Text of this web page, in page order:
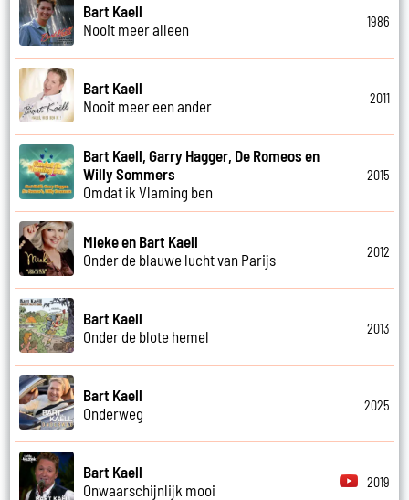
Bart Kaell
Nooit meer alleen
1986
Bart Kaell
Nooit meer een ander
2011
Bart Kaell, Garry Hagger, De Romeos en
Willy Sommers
Omdat ik Vlaming ben
2015
Mieke en Bart Kaell
Onder de blauwe lucht van Parijs
2012
Bart Kaell
Onder de blote hemel
2013
Bart Kaell
Onderweg
2025
Bart Kaell
Onwaarschijnlijk mooi
2019